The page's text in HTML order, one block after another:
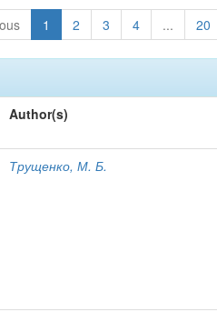
1 2 3 4 ... 20
Author(s)
Трущенко, М. Б.